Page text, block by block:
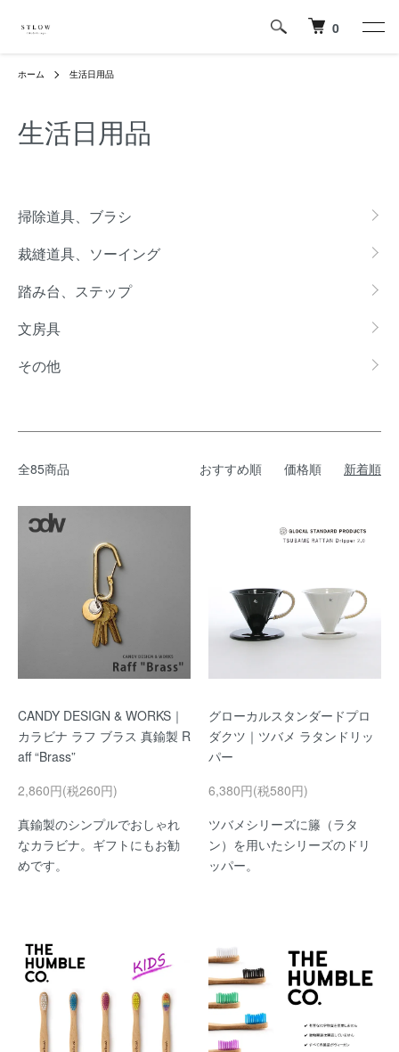
0
ホーム 生活日用品
生活日用品
掃除道具、ブラシ
裁縫道具、ソーイング
踏み台、ステップ
文房具
その他
全85商品 おすすめ順 価格順 新着順
CANDY DESIGN & WORKS｜
カラビナ ラフ ブラス 真鍮製 R
aff “Brass”
2,860円(税260円)
真鍮製のシンプルでおしゃれ
なカラビナ。ギフトにもお勧
めです。
グローカルスタンダードプロ
ダクツ｜ツバメ ラタンドリッ
パー
6,380円(税580円)
ツバメシリーズに籐（ラタ
ン）を用いたシリーズのドリ
ッパー。